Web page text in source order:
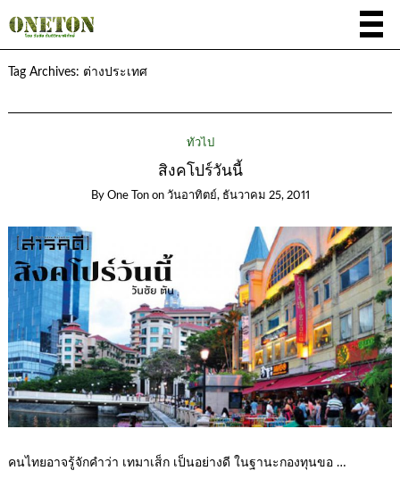
Tag Archives: ต่างประเทศ
ทั่วไป
สิงคโปร์วันนี้
By One Ton on วันอาทิตย์, ธันวาคม 25, 2011
คนไทยอาจรู้จักคำว่า เทมาเส็ก เป็นอย่างดี ในฐานะกองทุนขอ …